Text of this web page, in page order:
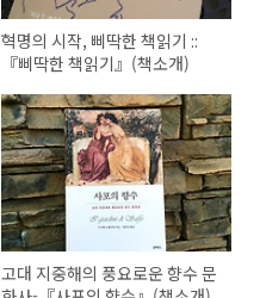
혁명의 시작, 삐딱한 책읽기 ::
『삐딱한 책읽기』(책소개)
고대 지중해의 풍요로운 향수 문